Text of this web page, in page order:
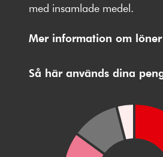
med insamlade medel.
Mer information om
Så här används dina